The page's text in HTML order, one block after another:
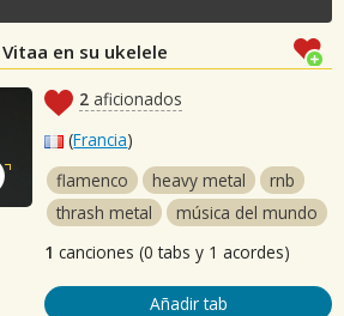
en su ukelele
2 aficionados
(Francia)
flamenco
heavy metal
rnb
thrash metal
música del mundo
1 canciones (0 tabs y 1 acordes)
Añadir tab